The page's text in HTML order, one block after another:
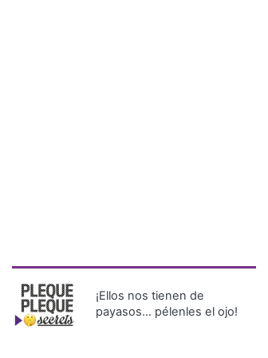
¡Ellos nos tienen de
payasos… pélenles el ojo!